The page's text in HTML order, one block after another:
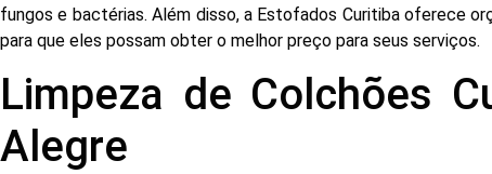
fungos e bactérias. Além disso, a Estofados Curitiba oferece
para que eles possam obter o melhor preço para seus serviços.
Limpeza de Colchões
Alegre